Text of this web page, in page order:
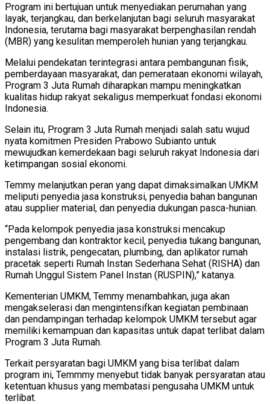
Program ini bertujuan untuk menyediakan perumahan yang
layak, terjangkau, dan berkelanjutan bagi seluruh masyarakat
Indonesia, terutama bagi masyarakat berpenghasilan rendah
(MBR) yang kesulitan memperoleh hunian yang terjangkau.
Melalui pendekatan terintegrasi antara pembangunan fisik,
pemberdayaan masyarakat, dan pemerataan ekonomi wilayah,
Program 3 Juta Rumah diharapkan mampu meningkatkan
kualitas hidup rakyat sekaligus memperkuat fondasi ekonomi
Indonesia.
Selain itu, Program 3 Juta Rumah menjadi salah satu wujud
nyata komitmen Presiden Prabowo Subianto untuk
mewujudkan kemerdekaan bagi seluruh rakyat Indonesia dari
ketimpangan sosial ekonomi.
Temmy melanjutkan peran yang dapat dimaksimalkan UMKM
meliputi penyedia jasa konstruksi, penyedia bahan bangunan
atau supplier material, dan penyedia dukungan pasca-hunian.
“Pada kelompok penyedia jasa konstruksi mencakup
pengembang dan kontraktor kecil, penyedia tukang bangunan,
instalasi listrik, pengecatan, plumbing, dan aplikator rumah
pracetak seperti Rumah Instan Sederhana Sehat (RISHA) dan
Rumah Unggul Sistem Panel Instan (RUSPIN),” katanya.
Kementerian UMKM, Temmy menambahkan, juga akan
mengakselerasi dan mengintensifkan kegiatan pembinaan
dan pendampingan terhadap kelompok UMKM tersebut agar
memiliki kemampuan dan kapasitas untuk dapat terlibat dalam
Program 3 Juta Rumah.
Terkait persyaratan bagi UMKM yang bisa terlibat dalam
program ini, Temmmy menyebut tidak banyak persyaratan atau
ketentuan khusus yang membatasi pengusaha UMKM untuk
terlibat.